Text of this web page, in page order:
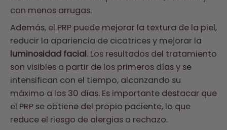
con menos arrugas.
Además, el PRP puede mejorar la textura de la piel,
reducir la apariencia de cicatrices y mejorar la
luminosidad facial. Los resultados del tratamiento
son visibles a partir de los primeros días y se
intensifican con el tiempo, alcanzando su
máximo a los 30 días. Es importante destacar que
el PRP se obtiene del propio paciente, lo que
reduce el riesgo de alergias o rechazo.